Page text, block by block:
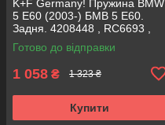
K+F Germany! Пружина BMW
5 E60 (2003-) БМВ 5 Е60.
Задня. 4208448 , RC6693 ,
996975. К+Ф Німеччина
Готово до відправки
1 058 ₴ 1 323 ₴
Купити